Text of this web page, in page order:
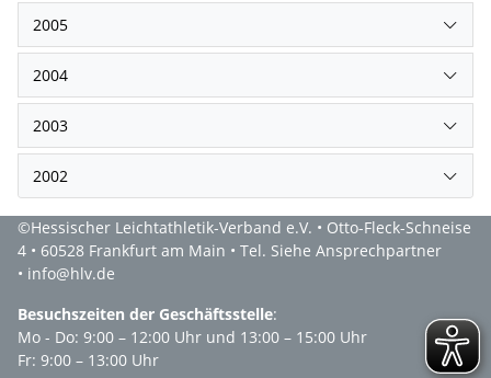
2005
2004
2003
2002
©Hessischer Leichtathletik-Verband e.V. • Otto-Fleck-Schneise
4 • 60528 Frankfurt am Main • Tel. Siehe Ansprechpartner
• info@hlv.de
Besuchszeiten der Geschäftsstelle:
Mo - Do: 9:00 – 12:00 Uhr und 13:00 – 15:00 Uhr
Fr: 9:00 – 13:00 Uhr